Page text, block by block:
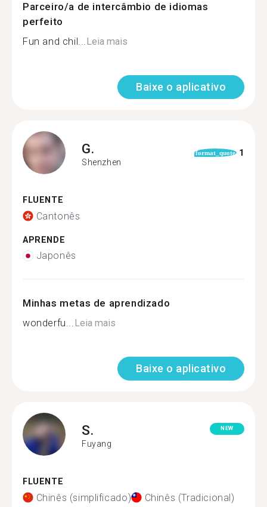
Parceiro/a de intercâmbio de idiomas
perfeito
Fun and chil...Leia mais
Baixe o aplicativo
G.
Shenzhen
format_quote 1
FLUENTE
Cantonês
APRENDE
Japonês
Minhas metas de aprendizado
wonderfu...Leia mais
Baixe o aplicativo
S.
Fuyang
NEW
FLUENTE
Chinês (simplificado) Chinês (Tradicional)